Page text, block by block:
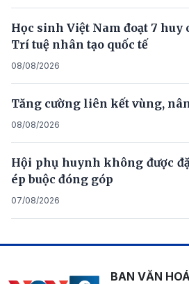
Học sinh Việt Nam đoạt 7
Trí tuệ nhân tạo quốc tế
08/08/2026
Tăng cường liên kết vùng,
08/08/2026
Hội phụ huynh không được
ép buộc đóng góp
07/08/2026
BAN VĂN